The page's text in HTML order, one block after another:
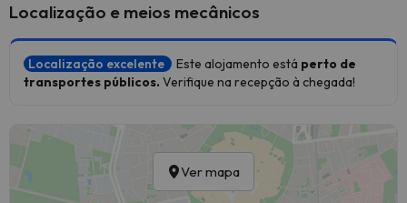
Localização e meios mecânicos
Localização excelente Este alojamento está perto de
transportes públicos. Verifique na recepção à chegada!
Ver mapa